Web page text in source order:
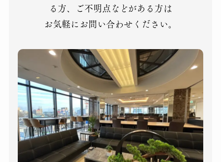
る方、ご不明点などがある方は
お気軽にお問い合わせください。